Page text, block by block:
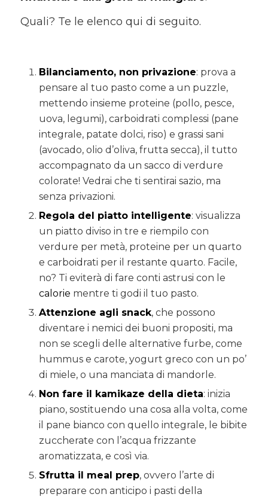
Quali? Te le elenco qui di seguito.
Bilanciamento, non privazione: prova a
pensare al tuo pasto come a un puzzle,
mettendo insieme proteine (pollo, pesce,
uova, legumi), carboidrati complessi (pane
integrale, patate dolci, riso) e grassi sani
(avocado, olio d’oliva, frutta secca), il tutto
accompagnato da un sacco di verdure
colorate! Vedrai che ti sentirai sazio, ma
senza privazioni.
Regola del piatto intelligente: visualizza
un piatto diviso in tre e riempilo con
verdure per metà, proteine per un quarto
e carboidrati per il restante quarto. Facile,
no? Ti eviterà di fare conti astrusi con le
calorie mentre ti godi il tuo pasto.
Attenzione agli snack, che possono
diventare i nemici dei buoni propositi, ma
non se scegli delle alternative furbe, come
hummus e carote, yogurt greco con un po’
di miele, o una manciata di mandorle.
Non fare il kamikaze della dieta: inizia
piano, sostituendo una cosa alla volta, come
il pane bianco con quello integrale, le bibite
zuccherate con l’acqua frizzante
aromatizzata, e così via.
Sfrutta il meal prep, ovvero l’arte di
preparare con anticipo i pasti della